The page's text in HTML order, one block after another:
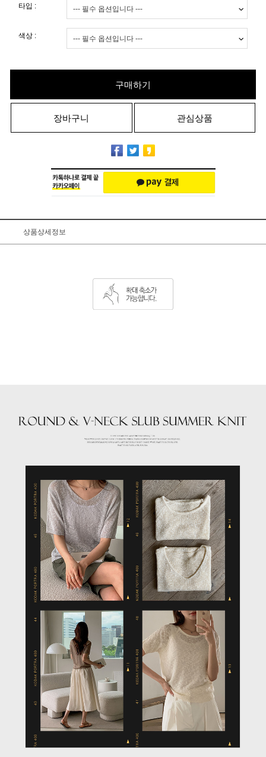
타입 :
색상 :
구매하기
장바구니 관심상품
상품상세정보